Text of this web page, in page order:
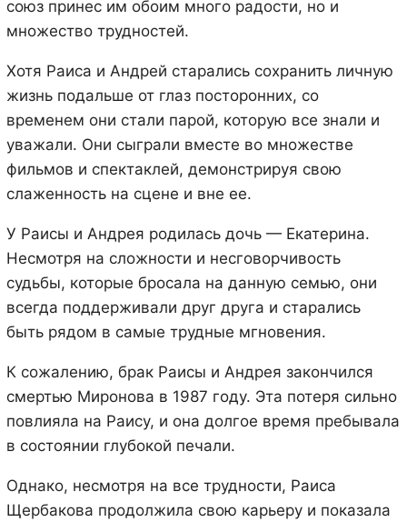
союз принес им обоим много радости, но и
множество трудностей.
Хотя Раиса и Андрей старались сохранить личную
жизнь подальше от глаз посторонних, со
временем они стали парой, которую все знали и
уважали. Они сыграли вместе во множестве
фильмов и спектаклей, демонстрируя свою
слаженность на сцене и вне ее.
У Раисы и Андрея родилась дочь — Екатерина.
Несмотря на сложности и несговорчивость
судьбы, которые бросала на данную семью, они
всегда поддерживали друг друга и старались
быть рядом в самые трудные мгновения.
К сожалению, брак Раисы и Андрея закончился
смертью Миронова в 1987 году. Эта потеря сильно
повлияла на Раису, и она долгое время пребывала
в состоянии глубокой печали.
Однако, несмотря на все трудности, Раиса
Щербакова продолжила свою карьеру и показала